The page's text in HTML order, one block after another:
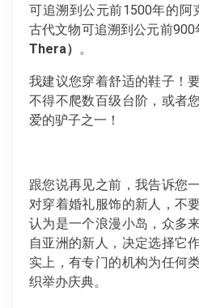
可追溯到公元前1500年的阿
古代文物可追溯到公元前900
Thera） 。
我建议您穿着舒适的鞋子！
不得不爬数百级台阶，或者
爱的驴子之一！
跟您说再见之前，我告诉您
对穿着婚礼服饰的新人，不
认为是一个浪漫小岛，众多
自亚洲的新人，决定选择它
实上，有专门的机构为任何
织举办庆典。